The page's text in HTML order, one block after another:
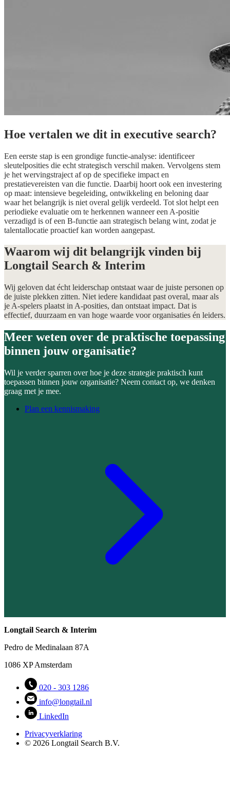
Hoe vertalen we dit in executive search?
Een eerste stap is een grondige functie-analyse: identificeer
sleutelposities die echt strategisch verschil maken. Vervolgens stem
je het wervingstraject af op de specifieke impact en
prestatievereisten van die functie. Daarbij hoort ook een investering
op maat: intensieve begeleiding, ontwikkeling en beloning daar
waar het belangrijk is niet overal gelijk verdeeld. Tot slot helpt een
periodieke evaluatie om te herkennen wanneer een A-positie
verzadigd is of een B-functie aan strategisch belang wint, zodat je
talentallocatie proactief kan worden aangepast.
Waarom wij dit belangrijk vinden bij
Longtail Search & Interim
Wij geloven dat écht leiderschap ontstaat waar de juiste personen op
de juiste plekken zitten. Niet iedere kandidaat past overal, maar als
je A-spelers plaatst in A-posities, dan ontstaat impact. Dat is
effectief, duurzaam en van hoge waarde voor organisaties én leiders.
Meer weten over de praktische toepassing
binnen jouw organisatie?
Wil je verder sparren over hoe je deze strategie praktisch kunt
toepassen binnen jouw organisatie? Neem contact op, we denken
graag met je mee.
Plan een kennismaking
Longtail Search & Interim
Pedro de Medinalaan 87A
1086 XP Amsterdam
020 - 303 1286
info@longtail.nl
LinkedIn
Privacyverklaring
© 2026 Longtail Search B.V.